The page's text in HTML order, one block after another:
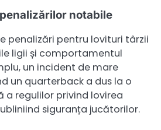
notabile
penalizări pentru lovituri târzii
ligii și comportamentul
un incident de mare
un quarterback a dus la o
a regulilor privind lovirea
siguranța jucătorilor.